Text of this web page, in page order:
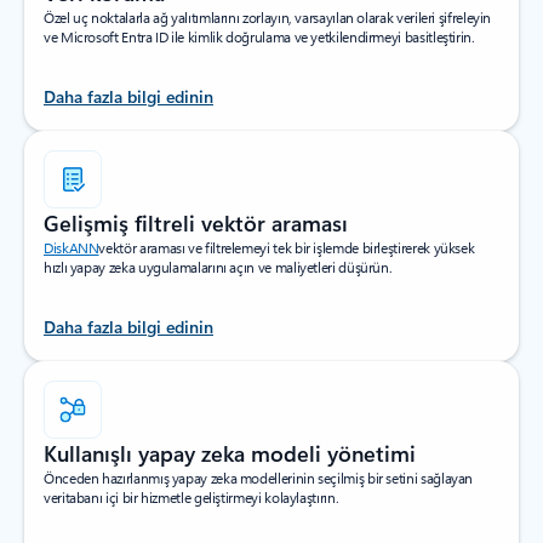
Özel uç noktalarla ağ yalıtımlarını zorlayın, varsayılan olarak verileri şifreleyin
ve Microsoft Entra ID ile kimlik doğrulama ve yetkilendirmeyi basitleştirin.
Daha fazla bilgi edinin
Gelişmiş filtreli vektör araması
DiskANNvektör araması ve filtrelemeyi tek bir işlemde birleştirerek yüksek
hızlı yapay zeka uygulamalarını açın ve maliyetleri düşürün.
Daha fazla bilgi edinin
Kullanışlı yapay zeka modeli yönetimi
Önceden hazırlanmış yapay zeka modellerinin seçilmiş bir setini sağlayan
veritabanı içi bir hizmetle geliştirmeyi kolaylaştırın.